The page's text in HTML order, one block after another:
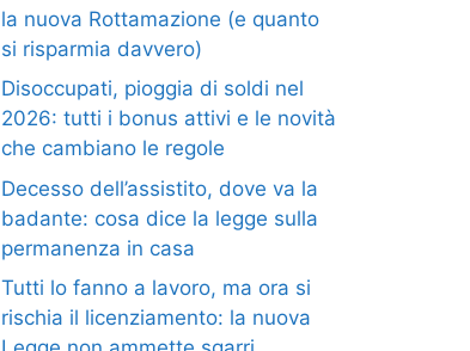
la nuova Rottamazione (e quanto
si risparmia davvero)
Disoccupati, pioggia di soldi nel
2026: tutti i bonus attivi e le novità
che cambiano le regole
Decesso dell’assistito, dove va la
badante: cosa dice la legge sulla
permanenza in casa
Tutti lo fanno a lavoro, ma ora si
rischia il licenziamento: la nuova